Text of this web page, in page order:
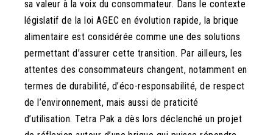
sa valeur à la voix du consommateur. Dans le contexte
législatif de la loi AGEC en évolution rapide, la brique
alimentaire est considérée comme une des solutions
permettant d’assurer cette transition. Par ailleurs, les
attentes des consommateurs changent, notamment en
termes de durabilité, d’éco-responsabilité, de respect
de l’environnement, mais aussi de praticité
d’utilisation. Tetra Pak a dès lors déclenché un projet